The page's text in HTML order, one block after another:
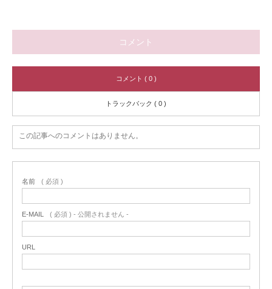
コメント
コメント ( 0 )
トラックバック ( 0 )
この記事へのコメントはありません。
名前 ( 必須 )
E-MAIL ( 必須 ) - 公開されません -
URL